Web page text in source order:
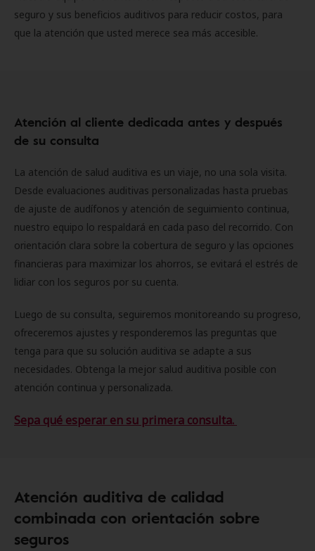
seguro y sus beneficios auditivos para reducir costos, para
que la atención que usted merece sea más accesible.
Atención al cliente dedicada antes y después
de su consulta
La atención de salud auditiva es un viaje, no una sola visita.
Desde evaluaciones auditivas personalizadas hasta pruebas
de ajuste de audífonos y atención de seguimiento continua,
nuestro equipo lo respaldará en cada paso del recorrido. Con
orientación clara sobre la cobertura de seguro y las opciones
financieras para maximizar los ahorros, se evitará el estrés de
lidiar con los seguros por su cuenta.
Luego de su consulta, seguiremos monitoreando su progreso,
ofreceremos ajustes y responderemos las preguntas que
tenga para que su solución auditiva se adapte a sus
necesidades. Obtenga la mejor salud auditiva posible con
atención continua y personalizada.
Sepa qué esperar en su primera consulta.
Atención auditiva de calidad
combinada con orientación sobre
seguros